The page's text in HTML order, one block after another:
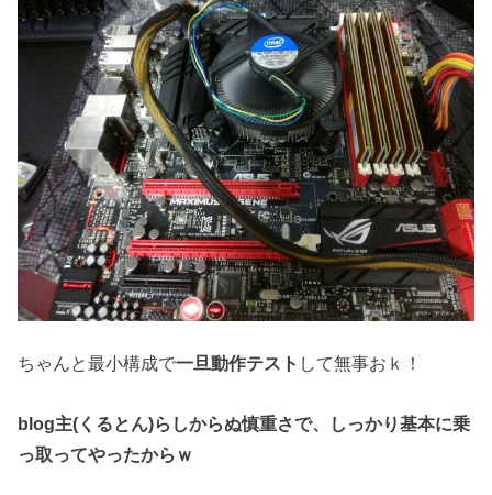
ちゃんと最小構成で一旦動作テスト して無事おｋ！
blog主(くるとん)らしからぬ慎重さで、
しっかり基本に乗
っ取ってやったからｗ